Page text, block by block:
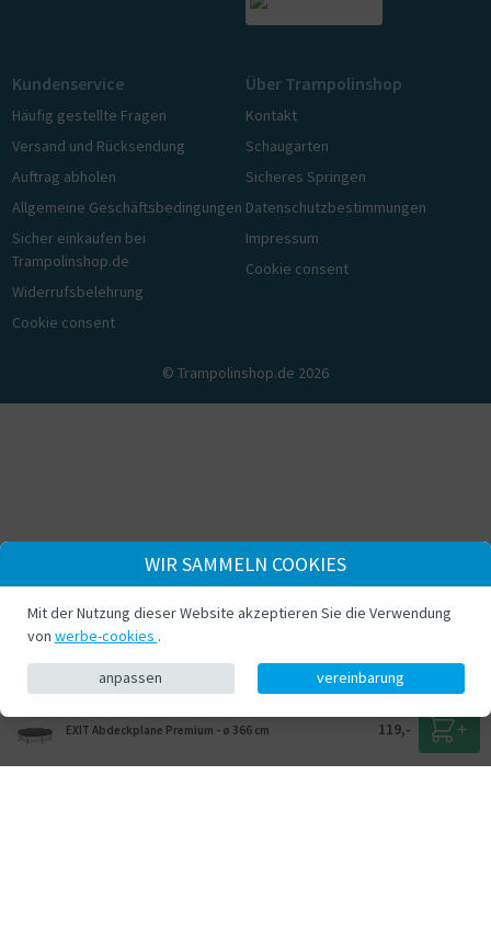
EXIT Abdeckplane Premium - ø 366 cm 119,-
Kundenservice
Häufig gestellte Fragen
Versand und Rücksendung
Auftrag abholen
Allgemeine Geschäftsbedingungen
Sicher einkaufen bei
Trampolinshop.de
Widerrufsbelehrung
Cookie consent
Über Trampolinshop
Kontakt
Schaugarten
Sicheres Springen
Datenschutzbestimmungen
Impressum
Cookie consent
© Trampolinshop.de 2026
WIR SAMMELN COOKIES
Mit der Nutzung dieser Website akzeptieren Sie die Verwendung
von werbe-cookies .
anpassen vereinbarung